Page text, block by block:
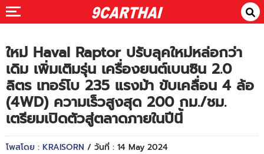
ใหม่ Haval Raptor ปรับลุคใหม่หล่อกว่า
เดิม เพิ่มเติมรุ่น เครื่องยนต์เบนซิน 2.0
ลิตร เทอร์โบ 235 แรงม้า ขับเคลื่อน 4 ล้อ
(4WD) ความเร็วสูงสุด 200 กม./ชม.
เตรียมเปิดตัวสู่ตลาดภายในปีนี้
โพสโดย : KRAISORN / วันที่ : 14 May 2024